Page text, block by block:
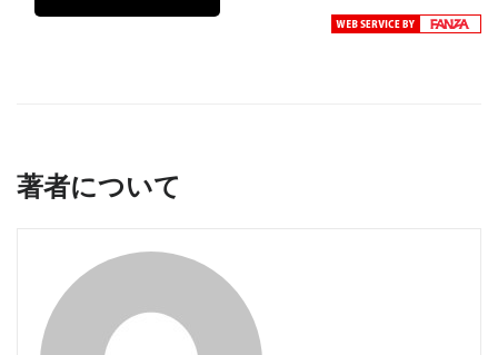
著者について